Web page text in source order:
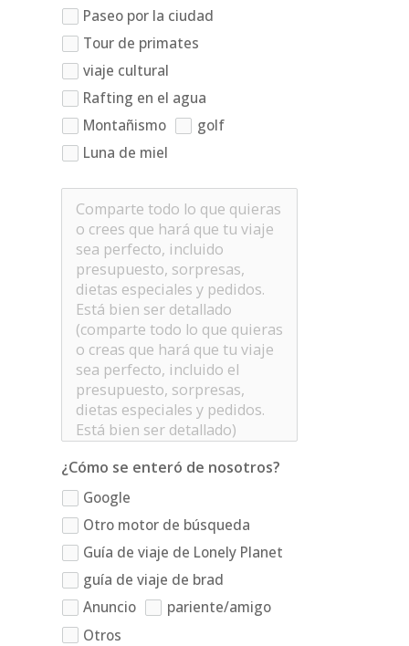
Paseo por la ciudad
Tour de primates
viaje cultural
Rafting en el agua
Montañismo
golf
Luna de miel
¿Cómo se enteró de nosotros?
Google
Otro motor de búsqueda
Guía de viaje de Lonely Planet
guía de viaje de brad
Anuncio
pariente/amigo
Otros